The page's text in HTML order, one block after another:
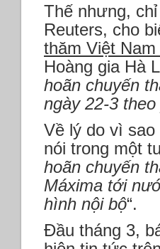
Thế nhưng,
Reuters, cho
thăm Việt
Hoàng gia Hà
hoãn chuyến
ngày 22-3
Về lý do vì sao
nói trong một
hoãn chuyến
Máxima tới
hình nội bộ“.
Đầu tháng 3,